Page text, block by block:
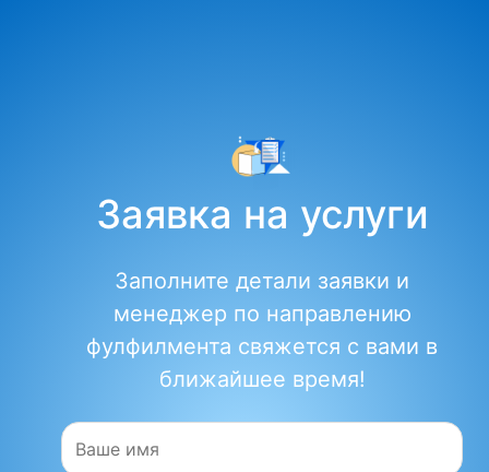
Заявка на услуги
Заполните детали заявки и
менеджер по направлению
фулфилмента свяжется с вами в
ближайшее время!
Имя: